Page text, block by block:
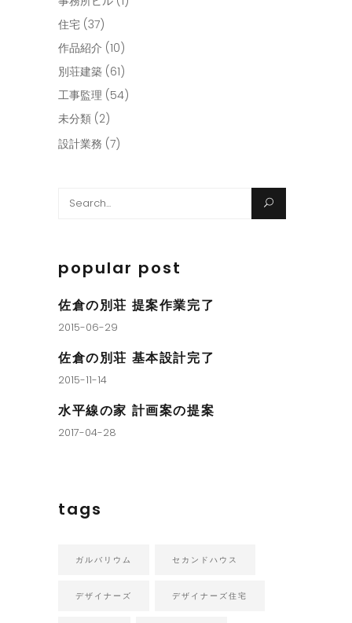
住宅 (37)
作品紹介 (10)
別荘建築 (61)
工事監理 (54)
未分類 (2)
設計業務 (7)
Search
popular post
佐倉の別荘 提案作業完了
2015-06-29
佐倉の別荘 基本設計完了
2015-11-14
水平線の家 計画案の提案
2017-04-28
tags
ガルバリウム セカンドハウス
デザイナーズ デザイナーズ住宅